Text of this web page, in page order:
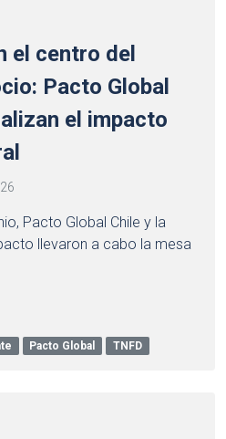
el centro del
Pacto Global
el impacto
Pacto Global Chile y la
llevaron a cabo la mesa
Pacto Global TNFD